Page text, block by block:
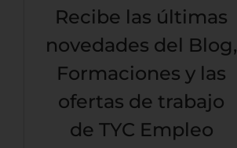
Recibe las últimas
novedades del Blog,
Formaciones y las
ofertas de trabajo
de TYC Empleo